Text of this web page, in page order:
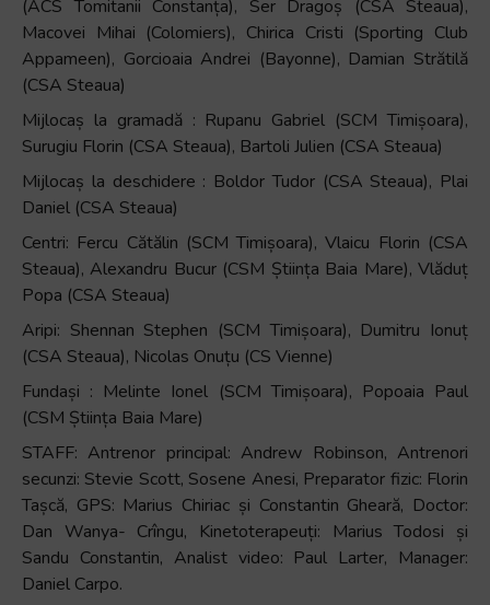
(ACS Tomitanii Constanța), Ser Dragoș (CSA Steaua),
Macovei Mihai (Colomiers), Chirica Cristi (Sporting Club
Appameen), Gorcioaia Andrei (Bayonne), Damian Strătilă
(CSA Steaua)
Mijlocaș la gramadă : Rupanu Gabriel (SCM Timișoara),
Surugiu Florin (CSA Steaua), Bartoli Julien (CSA Steaua)
Mijlocaș la deschidere : Boldor Tudor (CSA Steaua), Plai
Daniel (CSA Steaua)
Centri: Fercu Cătălin (SCM Timișoara), Vlaicu Florin (CSA
Steaua), Alexandru Bucur (CSM Știința Baia Mare), Vlăduț
Popa (CSA Steaua)
Aripi: Shennan Stephen (SCM Timișoara), Dumitru Ionuț
(CSA Steaua), Nicolas Onuțu (CS Vienne)
Fundași : Melinte Ionel (SCM Timișoara), Popoaia Paul
(CSM Știința Baia Mare)
STAFF: Antrenor principal: Andrew Robinson, Antrenori
secunzi: Stevie Scott, Sosene Anesi, Preparator fizic: Florin
Tașcă, GPS: Marius Chiriac și Constantin Gheară, Doctor:
Dan Wanya- Crîngu, Kinetoterapeuți: Marius Todosi și
Sandu Constantin, Analist video: Paul Larter, Manager:
Daniel Carpo.